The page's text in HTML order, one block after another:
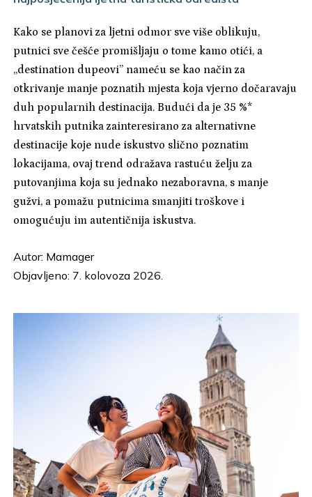
Kako se planovi za ljetni odmor sve više oblikuju,
putnici sve češće promišljaju o tome kamo otići, a
„destination dupeovi” nameću se kao način za
otkrivanje manje poznatih mjesta koja vjerno dočaravaju
duh popularnih destinacija. Budući da je 35 %*
hrvatskih putnika zainteresirano za alternativne
destinacije koje nude iskustvo slično poznatim
lokacijama, ovaj trend odražava rastuću želju za
putovanjima koja su jednako nezaboravna, s manje
gužvi, a pomažu putnicima smanjiti troškove i
omogućuju im autentičnija iskustva.
Autor: Mamager
Objavljeno: 7. kolovoza 2026.